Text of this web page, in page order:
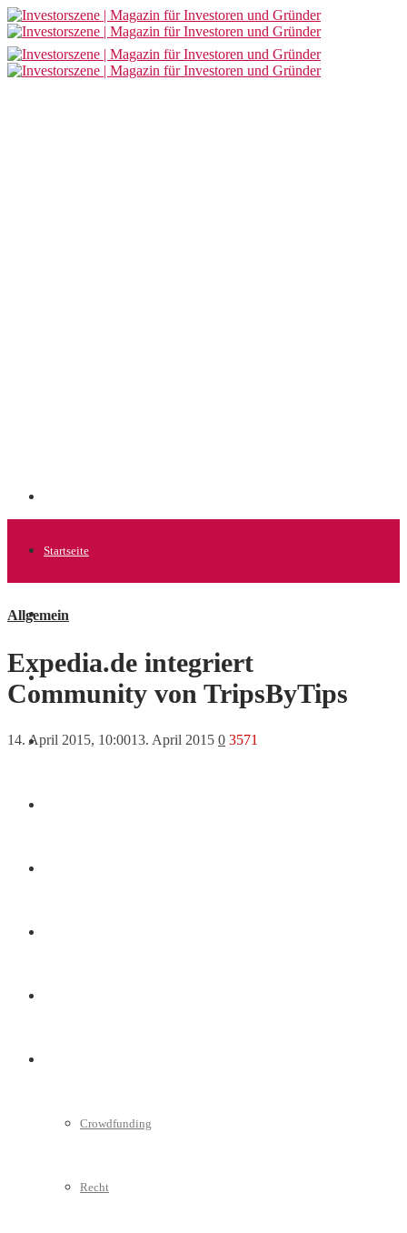
Startseite
Allgemein
Startups
News
Crowdfunding
Recht
Allgemein
Expedia.de integriert
Community von TripsByTips
14. April 2015, 10:0013. April 2015 0 3571